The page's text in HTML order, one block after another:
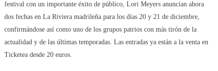
festival con un importante éxito de público, Lori Meyers anuncian ahora
dos fechas en La Riviera madrileña para los días 20 y 21 de diciembre,
confirmándose así como uno de los grupos patrios con más tirón de la
actualidad y de las últimas temporadas. Las entradas ya están a la venta en
Ticketea desde 20 euros.